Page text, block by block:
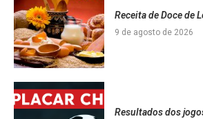
Receita de Doce de
9 de agosto de 2026
Resultados dos